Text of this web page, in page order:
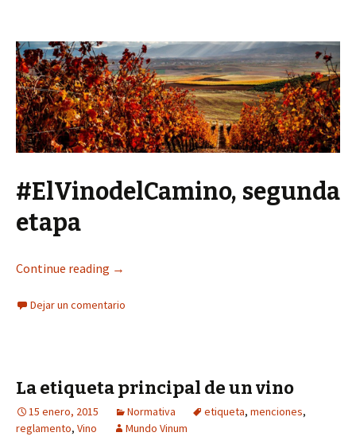
#ElVinodelCamino, segunda
etapa
Continue reading →
Dejar un comentario
La etiqueta principal de un vino
15 enero, 2015 Normativa etiqueta, menciones,
reglamento, Vino Mundo Vinum